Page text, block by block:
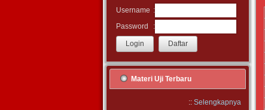
Username :
Password
:
Materi Uji Terbaru
:: Selengkapnya